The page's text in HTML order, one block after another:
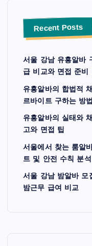
Recent Posts
서울 강남 유흥알바
급 비교와 면접 준비
유흥알바의 합법적
르바이트 구하는 방
유흥알바의 실태와
고와 면접 팁
서울에서 찾는 룸알
트 및 안전 수칙 분석
서울 강남 밤알바 모
밤근무 급여 비교